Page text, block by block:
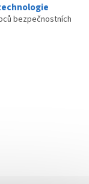
bezpečnostních